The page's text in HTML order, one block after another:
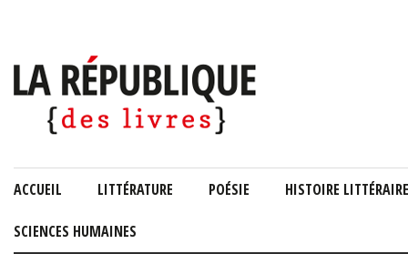
ACCUEIL LITTÉRATURE POÉSIE HISTOIRE LITTÉRAIRE
SCIENCES HUMAINES